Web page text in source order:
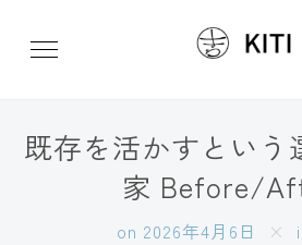
既存を活かすという
家 Before/
on 2026年4月6日